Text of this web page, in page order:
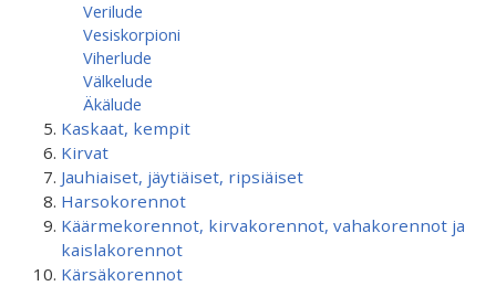
Verilude
Vesiskorpioni
Viherlude
Välkelude
Äkälude
Kaskaat, kempit
Kirvat
Jauhiaiset, jäytiäiset, ripsiäiset
Harsokorennot
Käärmekorennot, kirvakorennot, vahakorennot ja
kaislakorennot
Kärsäkorennot